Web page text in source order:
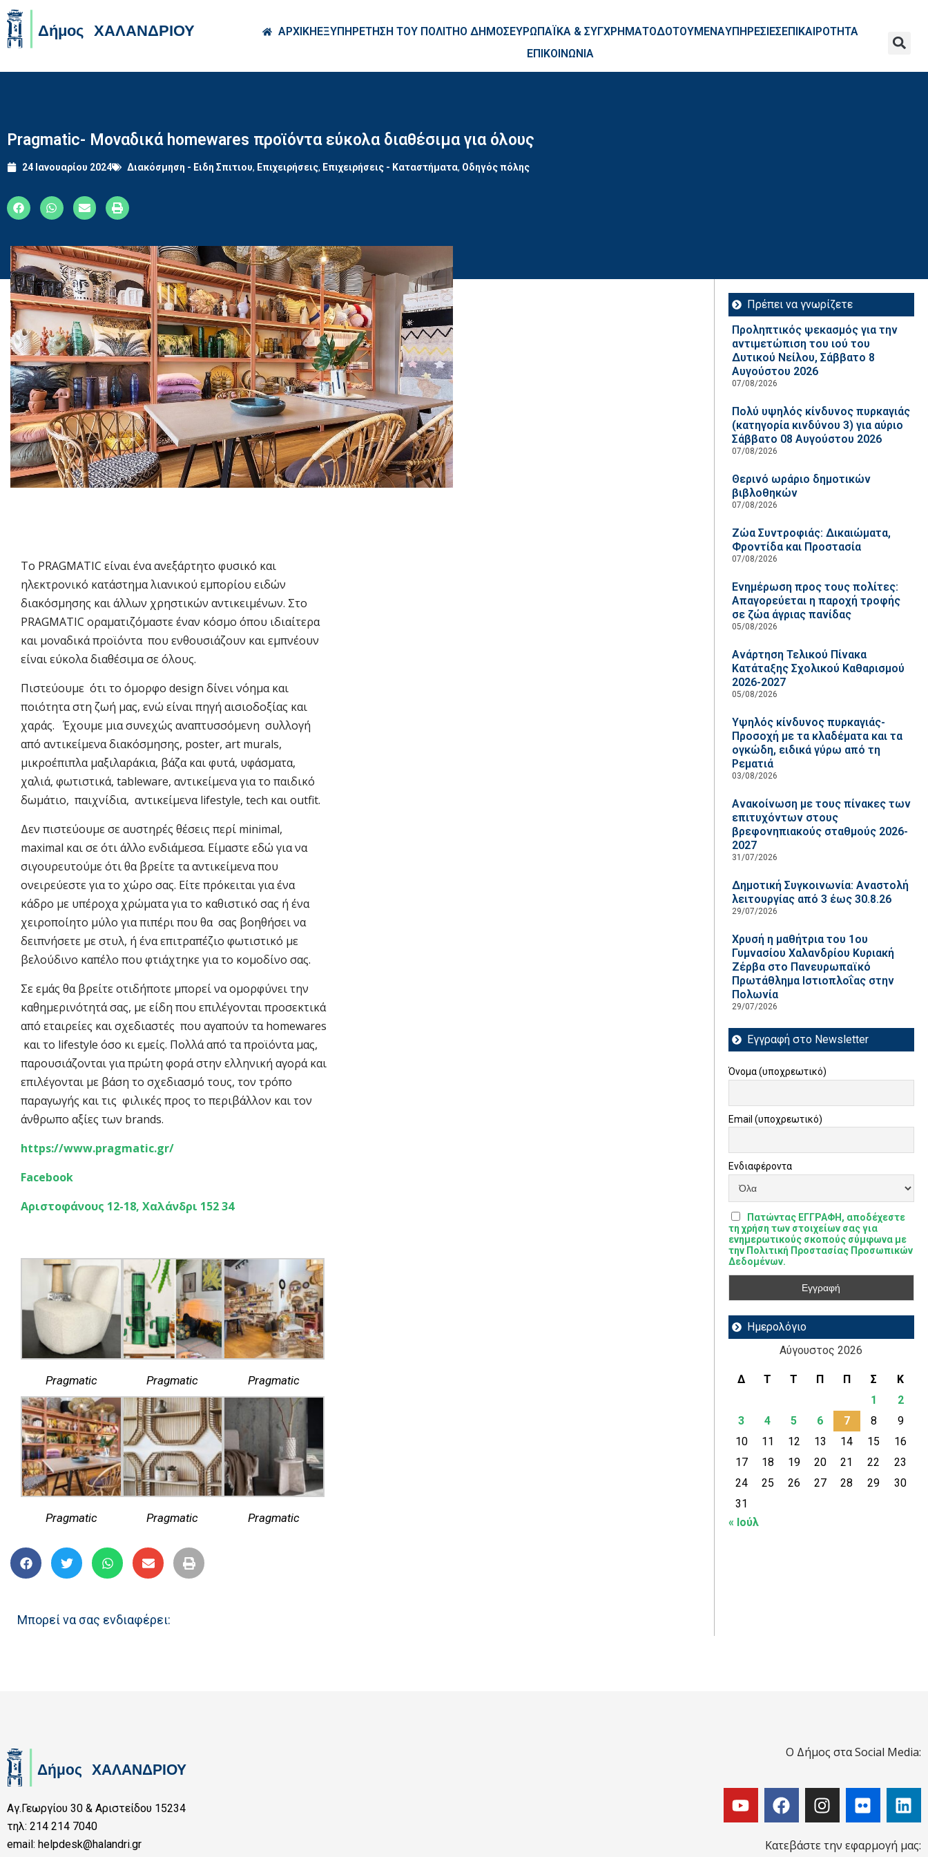
ΑΡΧΙΚΗΕΞΥΠΗΡΕΤΗΣΗ ΤΟΥ ΠΟΛΙΤΗΟ ΔΗΜΟΣΕΥΡΩΠΑΪΚΑ & ΣΥΓΧΡΗΜΑΤΟΔΟΤΟΥΜΕΝΑΥΠΗΡΕΣΙΕΣΕΠΙΚΑΙΡΟΤΗΤΑ
ΕΠΙΚΟΙΝΩΝΙΑ
Pragmatic- Moναδικά homewares προϊόντα εύκολα διαθέσιμα για όλους
24 Ιανουαρίου 2024 Διακόσμηση - Ειδη Σπιτιου, Επιχειρήσεις, Επιχειρήσεις - Καταστήματα, Οδηγός πόλης
Το PRAGMATIC είναι ένα ανεξάρτητο φυσικό και
ηλεκτρονικό κατάστημα λιανικού εμπορίου ειδών
διακόσμησης και άλλων χρηστικών αντικειμένων. Στο
PRAGMATIC οραματιζόμαστε έναν κόσμο όπου ιδιαίτερα
και μοναδικά προϊόντα που ενθουσιάζουν και εμπνέουν
είναι εύκολα διαθέσιμα σε όλους.
Πιστεύουμε ότι το όμορφο design δίνει νόημα και
ποιότητα στη ζωή μας, ενώ είναι πηγή αισιοδοξίας και
χαράς. Έχουμε μια συνεχώς αναπτυσσόμενη συλλογή
από αντικείμενα διακόσμησης, poster, art murals,
μικροέπιπλα μαξιλαράκια, βάζα και φυτά, υφάσματα,
χαλιά, φωτιστικά, tableware, αντικείμενα για το παιδικό
δωμάτιο, παιχνίδια, αντικείμενα lifestyle, tech και outfit.
Δεν πιστεύουμε σε αυστηρές θέσεις περί minimal,
maximal και σε ότι άλλο ενδιάμεσα. Είμαστε εδώ για να
σιγουρευτούμε ότι θα βρείτε τα αντικείμενα που
ονειρεύεστε για το χώρο σας. Είτε πρόκειται για ένα
κάδρο με υπέροχα χρώματα για το καθιστικό σας ή ένα
χειροποίητο μύλο για πιπέρι που θα σας βοηθήσει να
δειπνήσετε με στυλ, ή ένα επιτραπέζιο φωτιστικό με
βελούδινο καπέλο που φτιάχτηκε για το κομοδίνο σας.
Σε εμάς θα βρείτε οτιδήποτε μπορεί να ομορφύνει την
καθημερινότητά σας, με είδη που επιλέγονται προσεκτικά
από εταιρείες και σχεδιαστές που αγαπούν τα homewares
και το lifestyle όσο κι εμείς. Πολλά από τα προϊόντα μας,
παρουσιάζονται για πρώτη φορά στην ελληνική αγορά και
επιλέγονται με βάση το σχεδιασμό τους, τον τρόπο
παραγωγής και τις φιλικές προς το περιβάλλον και τον
άνθρωπο αξίες των brands.
https://www.pragmatic.gr/
Facebook
Αριστοφάνους 12-18, Χαλάνδρι 152 34
Pragmatic Pragmatic Pragmatic
Pragmatic Pragmatic Pragmatic
Μπορεί να σας ενδιαφέρει:
Πρέπει να γνωρίζετε
Προληπτικός ψεκασμός για την
αντιμετώπιση του ιού του
Δυτικού Νείλου, Σάββατο 8
Αυγούστου 2026
07/08/2026
Πολύ υψηλός κίνδυνος πυρκαγιάς
(κατηγορία κινδύνου 3) για αύριο
Σάββατο 08 Αυγούστου 2026
07/08/2026
Θερινό ωράριο δημοτικών
βιβλοθηκών
07/08/2026
Ζώα Συντροφιάς: Δικαιώματα,
Φροντίδα και Προστασία
07/08/2026
Ενημέρωση προς τους πολίτες:
Απαγορεύεται η παροχή τροφής
σε ζώα άγριας πανίδας
05/08/2026
Ανάρτηση Τελικού Πίνακα
Κατάταξης Σχολικού Καθαρισμού
2026-2027
05/08/2026
Υψηλός κίνδυνος πυρκαγιάς-
Προσοχή με τα κλαδέματα και τα
ογκώδη, ειδικά γύρω από τη
Ρεματιά
03/08/2026
Ανακοίνωση με τους πίνακες των
επιτυχόντων στους
βρεφονηπιακούς σταθμούς 2026-
2027
31/07/2026
Δημοτική Συγκοινωνία: Αναστολή
λειτουργίας από 3 έως 30.8.26
29/07/2026
Χρυσή η μαθήτρια του 1ου
Γυμνασίου Χαλανδρίου Κυριακή
Ζέρβα στο Πανευρωπαϊκό
Πρωτάθλημα Ιστιοπλοΐας στην
Πολωνία
29/07/2026
Εγγραφή στο Newsletter
Όνομα (υποχρεωτικό)
Email (υποχρεωτικό)
Ενδιαφέροντα
Πατώντας ΕΓΓΡΑΦΗ, αποδέχεστε
τη χρήση των στοιχείων σας για
ενημερωτικούς σκοπούς σύμφωνα με
την Πολιτική Προστασίας Προσωπικών
Δεδομένων.
Ημερολόγιο
Αύγουστος 2026
Δ Τ Τ Π Π Σ
Κ
1
2
3
4 5 6 7 8
9
10
11 12 13 14 15
16
17
18 19 20 21 22
23
24
25 26 27 28 29
30
31
« Ιούλ
Αγ.Γεωργίου 30 & Αριστείδου 15234
τηλ: 214 214 7040
email: helpdesk@halandri.gr
Ο Δήμος στα Social Media:
Κατεβάστε την εφαρμογή μας: